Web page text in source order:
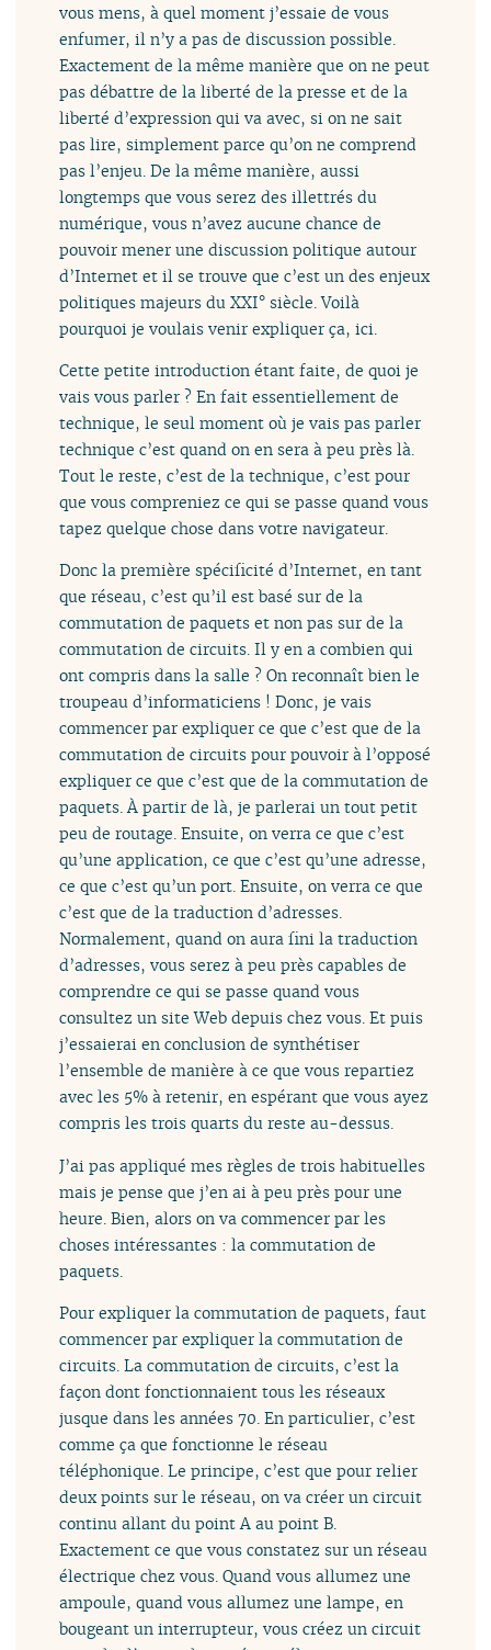
vous mens, à quel moment j’essaie de vous
enfumer, il n’y a pas de discussion possible.
Exactement de la même manière que on ne peut
pas débattre de la liberté de la presse et de la
liberté d’expression qui va avec, si on ne sait
pas lire, simplement parce qu’on ne comprend
pas l’enjeu. De la même manière, aussi
longtemps que vous serez des illettrés du
numérique, vous n’avez aucune chance de
pouvoir mener une discussion politique autour
d’Internet et il se trouve que c’est un des enjeux
politiques majeurs du XXI° siècle. Voilà
pourquoi je voulais venir expliquer ça, ici.
Cette petite introduction étant faite, de quoi je
vais vous parler ? En fait essentiellement de
technique, le seul moment où je vais pas parler
technique c’est quand on en sera à peu près là.
Tout le reste, c’est de la technique, c’est pour
que vous compreniez ce qui se passe quand vous
tapez quelque chose dans votre navigateur.
Donc la première spécificité d’Internet, en tant
que réseau, c’est qu’il est basé sur de la
commutation de paquets et non pas sur de la
commutation de circuits. Il y en a combien qui
ont compris dans la salle ? On reconnaît bien le
troupeau d’informaticiens ! Donc, je vais
commencer par expliquer ce que c’est que de la
commutation de circuits pour pouvoir à l’opposé
expliquer ce que c’est que de la commutation de
paquets. À partir de là, je parlerai un tout petit
peu de routage. Ensuite, on verra ce que c’est
qu’une application, ce que c’est qu’une adresse,
ce que c’est qu’un port. Ensuite, on verra ce que
c’est que de la traduction d’adresses.
Normalement, quand on aura fini la traduction
d’adresses, vous serez à peu près capables de
comprendre ce qui se passe quand vous
consultez un site Web depuis chez vous. Et puis
j’essaierai en conclusion de synthétiser
l’ensemble de manière à ce que vous repartiez
avec les 5% à retenir, en espérant que vous ayez
compris les trois quarts du reste au-dessus.
J’ai pas appliqué mes règles de trois habituelles
mais je pense que j’en ai à peu près pour une
heure. Bien, alors on va commencer par les
choses intéressantes : la commutation de
paquets.
Pour expliquer la commutation de paquets, faut
commencer par expliquer la commutation de
circuits. La commutation de circuits, c’est la
façon dont fonctionnaient tous les réseaux
jusque dans les années 70. En particulier, c’est
comme ça que fonctionne le réseau
téléphonique. Le principe, c’est que pour relier
deux points sur le réseau, on va créer un circuit
continu allant du point A au point B.
Exactement ce que vous constatez sur un réseau
électrique chez vous. Quand vous allumez une
ampoule, quand vous allumez une lampe, en
bougeant un interrupteur, vous créez un circuit